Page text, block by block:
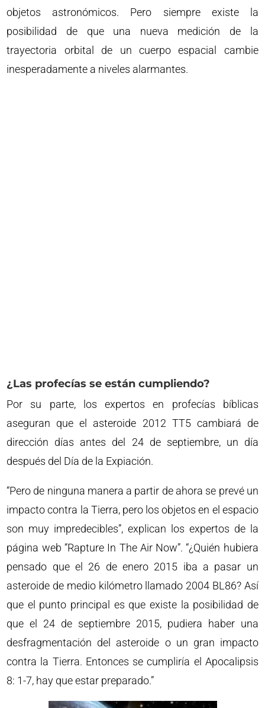
objetos astronómicos. Pero siempre existe la
posibilidad de que una nueva medición de la
trayectoria orbital de un cuerpo espacial cambie
inesperadamente a niveles alarmantes.
¿Las profecías se están cumpliendo?
Por su parte, los expertos en profecías bíblicas
aseguran que el asteroide 2012 TT5 cambiará de
dirección días antes del 24 de septiembre, un día
después del Día de la Expiación.
“Pero de ninguna manera a partir de ahora se prevé un
impacto contra la Tierra, pero los objetos en el espacio
son muy impredecibles”, explican los expertos de la
página web “Rapture In The Air Now”. “¿Quién hubiera
pensado que el 26 de enero 2015 iba a pasar un
asteroide de medio kilómetro llamado 2004 BL86? Así
que el punto principal es que existe la posibilidad de
que el 24 de septiembre 2015, pudiera haber una
desfragmentación del asteroide o un gran impacto
contra la Tierra. Entonces se cumpliría el Apocalipsis
8: 1-7, hay que estar preparado.”